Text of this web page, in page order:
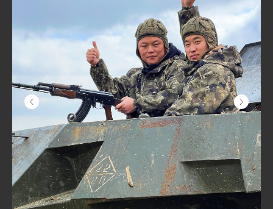
我们已经考虑了一切